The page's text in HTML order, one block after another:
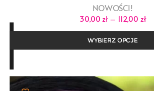
NOWOŚCI!
30,00zł – 112,00 zł
od
do
WYBIERZ OPCJE